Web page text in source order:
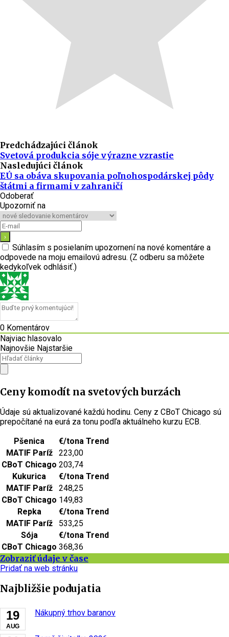
Predchádzajúci článok
Svetová produkcia sóje výrazne vzrastie
Nasledujúci článok
EÚ sa obáva skupovania poľnohospodárskej pôdy
štátmi a firmami v zahraničí
Odoberať
Upozorniť na
Súhlasím s posielaním upozornení na nové komentáre a
odpovede na moju emailovú adresu. (Z odberu sa môžete
kedykoľvek odhlásiť.)
0 Komentárov
Najviac hlasovalo
Najnovšie Najstaršie
Ceny komodít na svetových burzách
Údaje sú aktualizované každú hodinu. Ceny z CBoT Chicago sú
prepočítané na eurá za tonu podľa aktuálneho kurzu ECB.
Pšenica
€/tona Trend
MATIF Paríž
223,00
CBoT Chicago 203,74
Kukurica
€/tona Trend
MATIF Paríž
248,25
CBoT Chicago 149,83
Repka
€/tona Trend
MATIF Paríž
533,25
Sója
€/tona Trend
CBoT Chicago 368,36
Zobraziť údaje v čase
Pridať na web stránku
Najbližšie podujatia
19
AUG
Nákupný trhov baranov